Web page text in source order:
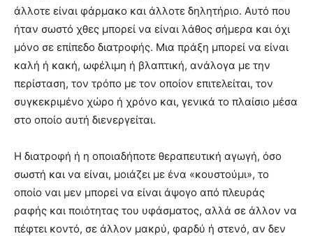
άλλοτε είναι φάρμακο και άλλοτε δηλητήριο. Αυτό που
ήταν σωστό χθες μπορεί να είναι λάθος σήμερα και όχι
μόνο σε επίπεδο διατροφής. Μια πράξη μπορεί να είναι
καλή ή κακή, ωφέλιμη ή βλαπτική, ανάλογα με την
περίσταση, τον τρόπο με τον οποίον επιτελείται, τον
συγκεκριμένο χώρο ή χρόνο και, γενικά το πλαίσιο μέσα
στο οποίο αυτή διενεργείται.
Η διατροφή ή η οποιαδήποτε θεραπευτική αγωγή, όσο
σωστή και να είναι, μοιάζει με ένα «κουστούμι», το
οποίο ναι μεν μπορεί να είναι άψογο από πλευράς
ραφής και ποιότητας του υφάσματος, αλλά σε άλλον να
πέφτει κοντό, σε άλλον μακρύ, φαρδύ ή στενό, αν δεν